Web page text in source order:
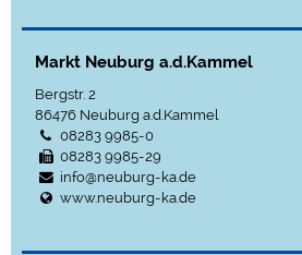
Markt Neuburg a.d.Kammel
Bergstr. 2
86476 Neuburg a.d.Kammel
08283 9985-0
08283 9985-29
info@neuburg-ka.de
www.neuburg-ka.de